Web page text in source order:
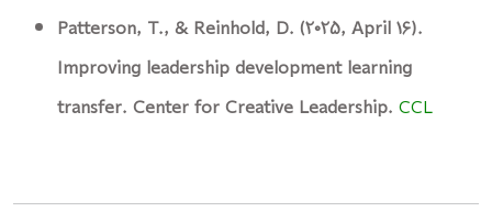
Patterson, T., & Reinhold, D. (2025, April 16).
Improving leadership development learning
transfer. Center for Creative Leadership.CCL